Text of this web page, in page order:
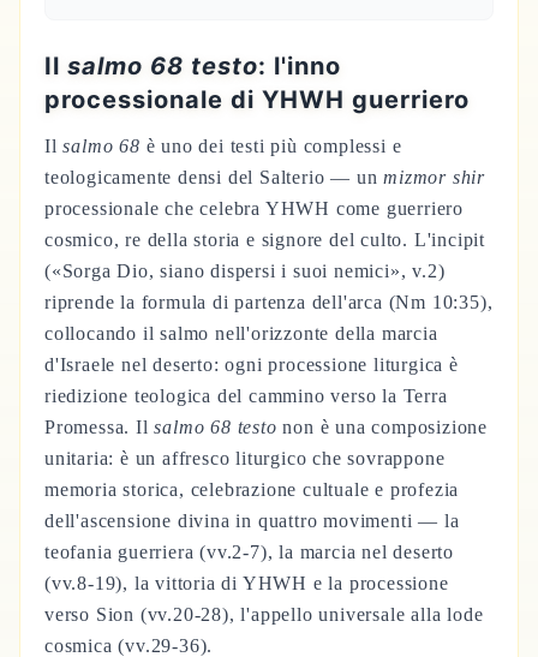
Il salmo 68 testo: l'inno
processionale di YHWH guerriero
Ilsalmo 68 è uno dei testi più complessi e
teologicamente densi del Salterio — unmizmor shir
processionale che celebra YHWH come guerriero
cosmico, re della storia e signore del culto. L'incipit
(«Sorga Dio, siano dispersi i suoi nemici», v.2)
riprende la formula di partenza dell'arca (Nm 10:35),
collocando il salmo nell'orizzonte della marcia
d'Israele nel deserto: ogni processione liturgica è
riedizione teologica del cammino verso la Terra
Promessa. Ilsalmo 68 testo non è una composizione
unitaria: è un affresco liturgico che sovrappone
memoria storica, celebrazione cultuale e profezia
dell'ascensione divina in quattro movimenti — la
teofania guerriera (vv.2-7), la marcia nel deserto
(vv.8-19), la vittoria di YHWH e la processione
verso Sion (vv.20-28), l'appello universale alla lode
cosmica (vv.29-36).